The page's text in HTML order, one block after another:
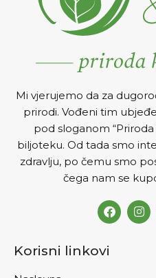
Mi vjerujemo da za
prirodi. Vođeni tim
pod sloganom
biljoteku. Od tada smo
zdravlju, po čemu smo
čega nam se
Korisni linkovi